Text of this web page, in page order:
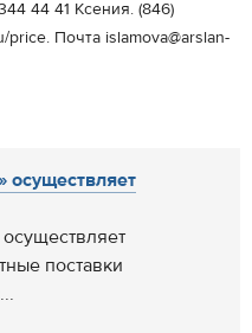
44 41 Ксения. (846)
Почта islamova@arslan-
поставки